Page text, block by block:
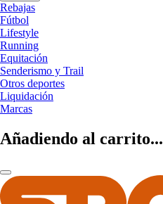
Rebajas
Fútbol
Lifestyle
Running
Equitación
Senderismo y Trail
Otros deportes
Liquidación
Marcas
Añadiendo al carrito...